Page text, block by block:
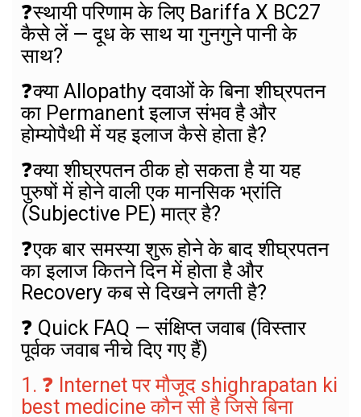
❓स्थायी परिणाम के लिए Bariffa X BC27
कैसे लें — दूध के साथ या गुनगुने पानी के
साथ?
❓क्या Allopathy दवाओं के बिना शीघ्रपतन
का Permanent इलाज संभव है और
होम्योपैथी में यह इलाज कैसे होता है?
❓क्या शीघ्रपतन ठीक हो सकता है या यह
पुरुषों में होने वाली एक मानसिक भ्रांति
(Subjective PE) मात्र है?
❓एक बार समस्या शुरू होने के बाद शीघ्रपतन
का इलाज कितने दिन में होता है और
Recovery कब से दिखने लगती है?
❓ Quick FAQ — संक्षिप्त जवाब (विस्तार
पूर्वक जवाब नीचे दिए गए हैं)
1. ❓ Internet पर मौजूद shighrapatan ki
best medicine कौन सी है जिसे बिना